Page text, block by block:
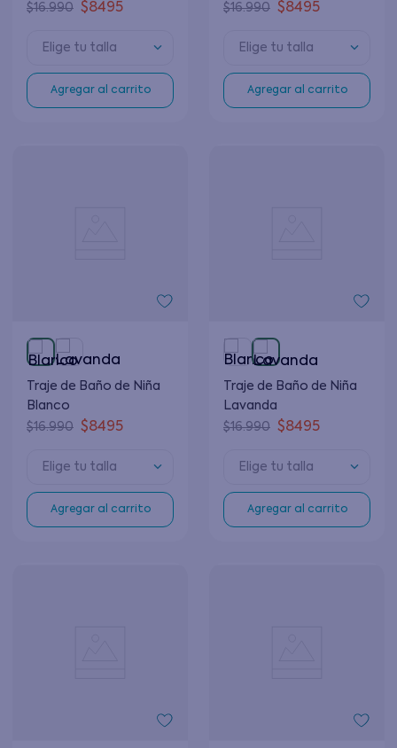
$16.990 $8495
Elige tu talla
Agregar al carrito
$16.990 $8495
Elige tu talla
Agregar al carrito
Traje de Baño de Niña
Blanco
$16.990 $8495
Elige tu talla
Agregar al carrito
Traje de Baño de Niña
Lavanda
$16.990 $8495
Elige tu talla
Agregar al carrito